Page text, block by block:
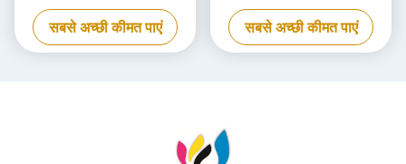
कार्डबोर्ड बॉक्स
सबसे अच्छी कीमत पाएं
बॉक्स अनुकूलित
सबसे अच्छी कीमत पाएं